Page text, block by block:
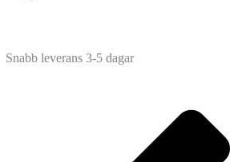
Snabb leverans 3-5 dagar